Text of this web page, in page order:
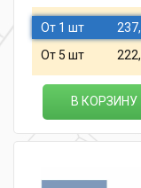
От 1 шт
От 5 шт
В КОРЗИНУ